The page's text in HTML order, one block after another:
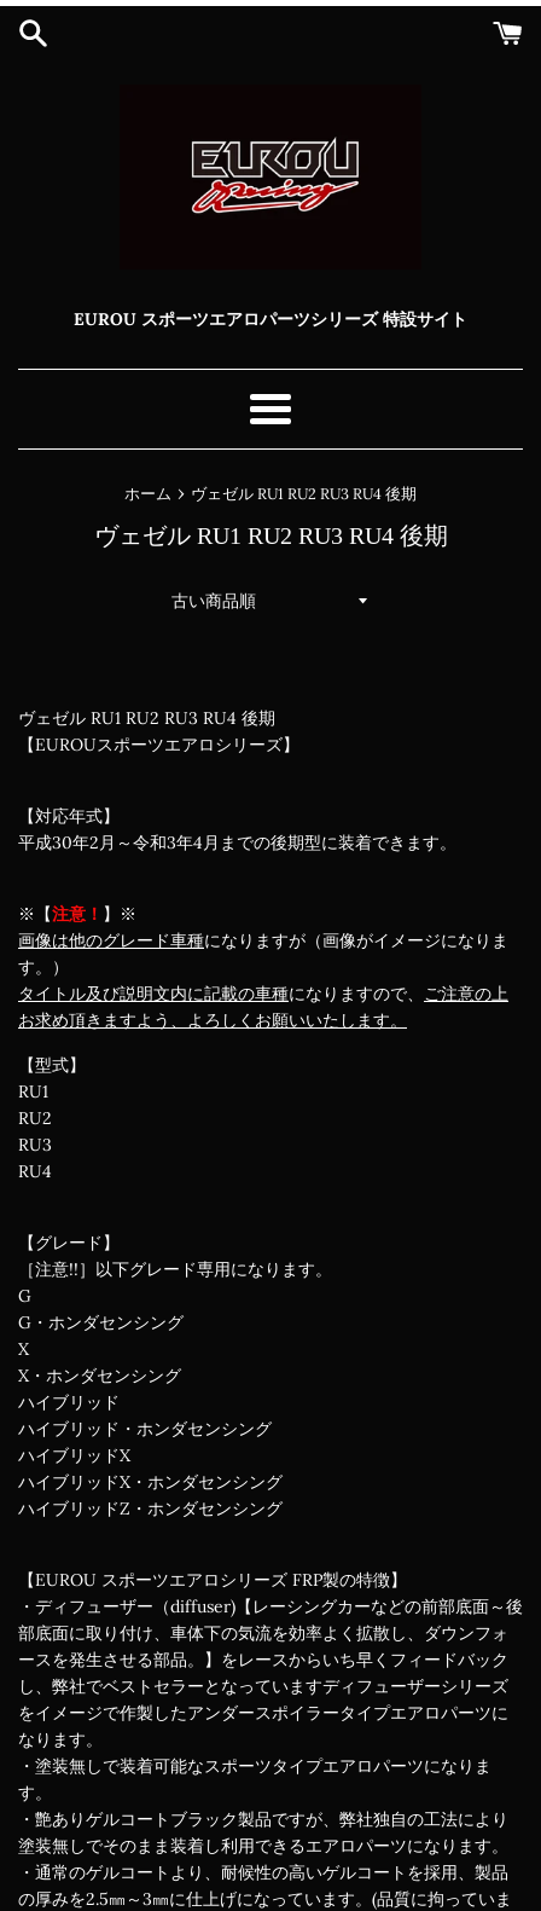
コ
EUROU スポーツエアロパーツシリーズ 特設サイト
メ
ニ
ー
ホーム › ヴェゼル RU1 RU2 RU3 RU4 後期
ヴェゼル RU1 RU2 RU3 RU4 後期
並
ヴェゼル RU1 RU2 RU3 RU4 後期
【EUROUスポーツエアロシリーズ】
【対応年式】
平成30年2月～令和3年4月までの後期型に装着できます。
※【注意！ 】※
画像は他のグレード車種になりますが（画像がイメージになりま
す。）
タイトル及び説明文内に記載の車種になりますので、 ご注意の上
お求め頂きますよう、よろしくお願いいたします。
【型式】
RU1
RU2
RU3
RU4
【グレード】
［注意!!］以下グレード専用になります。
G
G・ホンダセンシング
X
X・ホンダセンシング
ハイブリッド
ハイブリッド・ホンダセンシング
ハイブリッドX
ハイブリッドX・ホンダセンシング
ハイブリッドZ・ホンダセンシング
【EUROU スポーツエアロシリーズ FRP製の特徴】
・ディフューザー（diffuser)【レーシングカーなどの前部底面～後
部底面に取り付け、車体下の気流を効率よく拡散し、ダウンフォ
ースを発生させる部品。】をレースからいち早くフィードバック
し、弊社でベストセラーとなっていますディフューザーシリーズ
をイメージで作製したアンダースポイラータイプエアロパーツに
なります。
・塗装無しで装着可能なスポーツタイプエアロパーツになりま
す。
・艶ありゲルコートブラック製品ですが、弊社独自の工法により
塗装無しでそのまま装着し利用できるエアロパーツになります。
・通常のゲルコートより、耐候性の高いゲルコートを採用、製品
の厚みを2.5㎜～3㎜に仕上げになっています。(品質に拘っていま